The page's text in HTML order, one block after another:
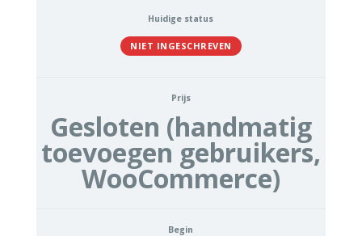
Huidige status
NIET INGESCHREVEN
Prijs
Gesloten (handmatig
toevoegen gebruikers,
WooCommerce)
Begin